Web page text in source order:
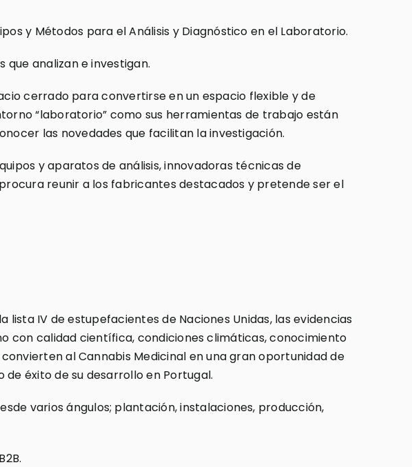
y Métodos para el Análisis y Diagnóstico en el Laboratorio.
analizan e investigan.
cerrado para convertirse en un espacio flexible y de
“laboratorio” como sus herramientas de trabajo están
las novedades que facilitan la investigación.
y aparatos de análisis, innovadoras técnicas de
reunir a los fabricantes destacados y pretende ser el
lista IV de estupefacientes de Naciones Unidas, las evidencias
con calidad científica, condiciones climáticas, conocimiento
al Cannabis Medicinal en una gran oportunidad de
éxito de su desarrollo en Portugal.
varios ángulos; plantación, instalaciones, producción,